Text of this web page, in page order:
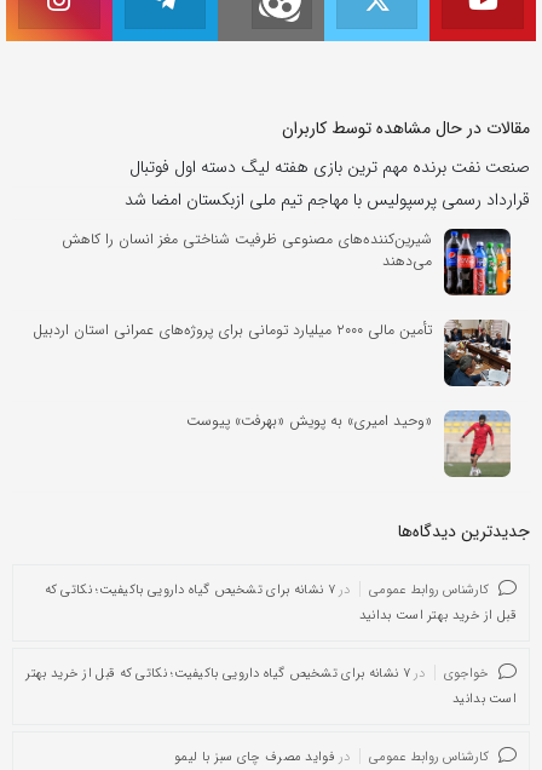
مقالات در حال مشاهده توسط کاربران
صنعت نفت برنده مهم ترین بازی هفته لیگ دسته اول فوتبال
قرارداد رسمی پرسپولیس با مهاجم تیم ملی ازبکستان امضا شد
شیرین‌کننده‌های مصنوعی ظرفیت شناختی مغز انسان را کاهش
می‌دهند
تأمین مالی ۲۰۰۰ میلیارد تومانی برای پروژه‌های عمرانی استان اردبیل
«وحید امیری» به پویش «بهرفت» پیوست
جدیدترین دیدگاه‌‌ها
کارشناس روابط عمومی در
۷ نشانه برای تشخیص گیاه دارویی باکیفیت؛ نکاتی که
قبل از خرید بهتر است بدانید
خواجوی در
۷ نشانه برای تشخیص گیاه دارویی باکیفیت؛ نکاتی که قبل از خرید بهتر
است بدانید
کارشناس روابط عمومی در فواید مصرف چای سبز با لیمو